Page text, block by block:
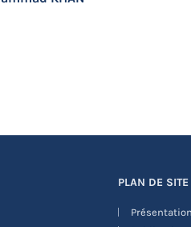
PLAN DE SITE
Présentation